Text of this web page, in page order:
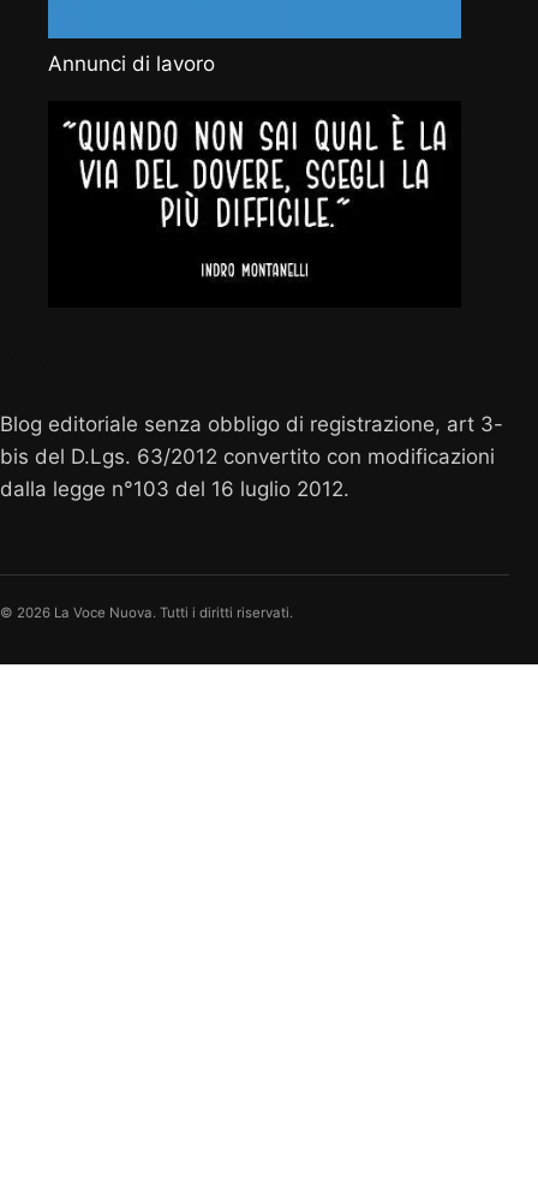
Annunci di lavoro
Blog editoriale senza obbligo di registrazione, art 3-
bis del D.Lgs. 63/2012 convertito con modificazioni
dalla legge n°103 del 16 luglio 2012.
© 2026 La Voce Nuova. Tutti i diritti riservati.